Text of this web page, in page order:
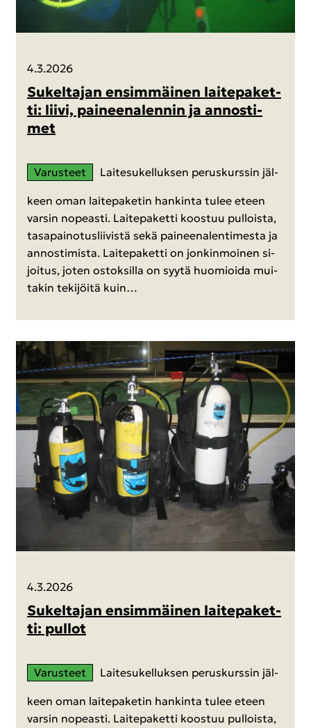
4.3.2026
Su­kel­ta­jan en­sim­mäi­nen lai­te­pa­ket­
ti: liivi, pai­neen­alen­nin ja an­nos­ti­
met
Va­rus­teet Lai­te­su­kel­luk­sen pe­rus­kurs­sin jäl­
keen oman lai­te­pa­ke­tin han­kin­ta tulee eteen
var­sin no­peas­ti. Lai­te­pa­ket­ti koos­tuu pul­lois­ta,
ta­sa­pai­no­tus­lii­vis­tä sekä pai­neen­alen­ti­mes­ta ja
an­nos­ti­mis­ta. Lai­te­pa­ket­ti on jon­kin­moi­nen si­
joi­tus, joten os­tok­sil­la on syytä huo­mioi­da mui­
ta­kin te­ki­jöi­tä kuin…
4.3.2026
Su­kel­ta­jan en­sim­mäi­nen lai­te­pa­ket­
ti: pul­lot
Va­rus­teet Lai­te­su­kel­luk­sen pe­rus­kurs­sin jäl­
keen oman lai­te­pa­ke­tin han­kin­ta tulee eteen
var­sin no­peas­ti. Lai­te­pa­ket­ti koos­tuu pul­lois­ta,